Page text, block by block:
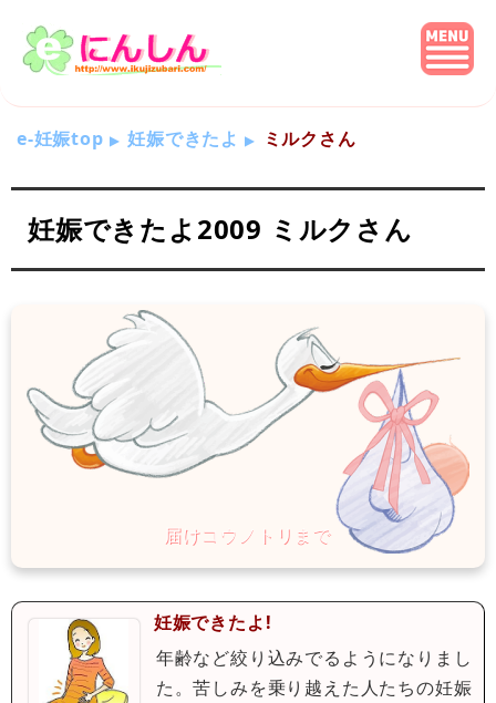
e-妊娠top 妊娠できたよ ミルクさん
妊娠できたよ2009 ミルクさん
妊娠できたよ!
年齢など絞り込みでるようになりまし
た。苦しみを乗り越えた人たちの妊娠